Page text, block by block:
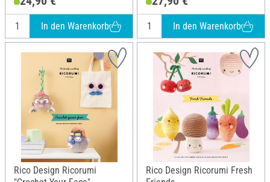
In den Warenkorb In den Warenkorb
Rico Design Ricorumi
Rico Design Ricorumi Fresh